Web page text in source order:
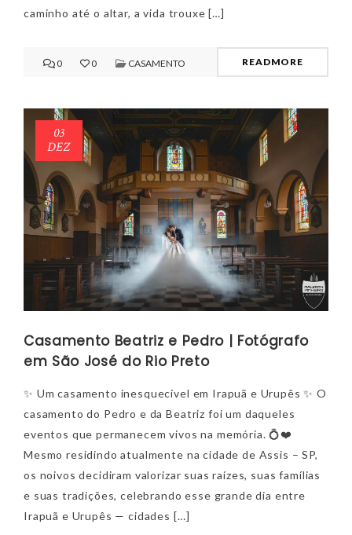
caminho até o altar, a vida trouxe […]
0 0 CASAMENTO READMORE
03
DEZ
Casamento Beatriz e Pedro | Fotógrafo
em São José do Rio Preto
✨ Um casamento inesquecível em Irapuã e Urupês ✨ O
casamento do Pedro e da Beatriz foi um daqueles
eventos que permanecem vivos na memória. 💍❤️
Mesmo residindo atualmente na cidade de Assis – SP,
os noivos decidiram valorizar suas raízes, suas famílias
e suas tradições, celebrando esse grande dia entre
Irapuã e Urupês — cidades […]